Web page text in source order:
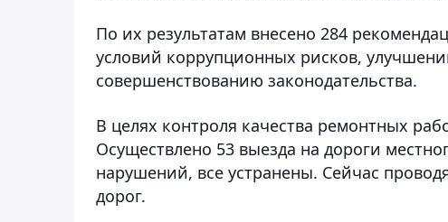
По их результатам внесено 284
условий коррупционных рисков,
совершенствованию законодательства.
В целях контроля качества ремонтных
Осуществлено 53 выезда на дороги
нарушений, все устранены. Сейчас
дорог.